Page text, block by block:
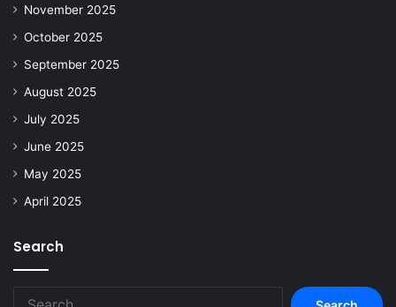
November 2025
October 2025
September 2025
August 2025
July 2025
June 2025
May 2025
April 2025
Search